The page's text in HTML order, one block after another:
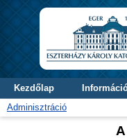
Kezdőlap
Adminisztráció